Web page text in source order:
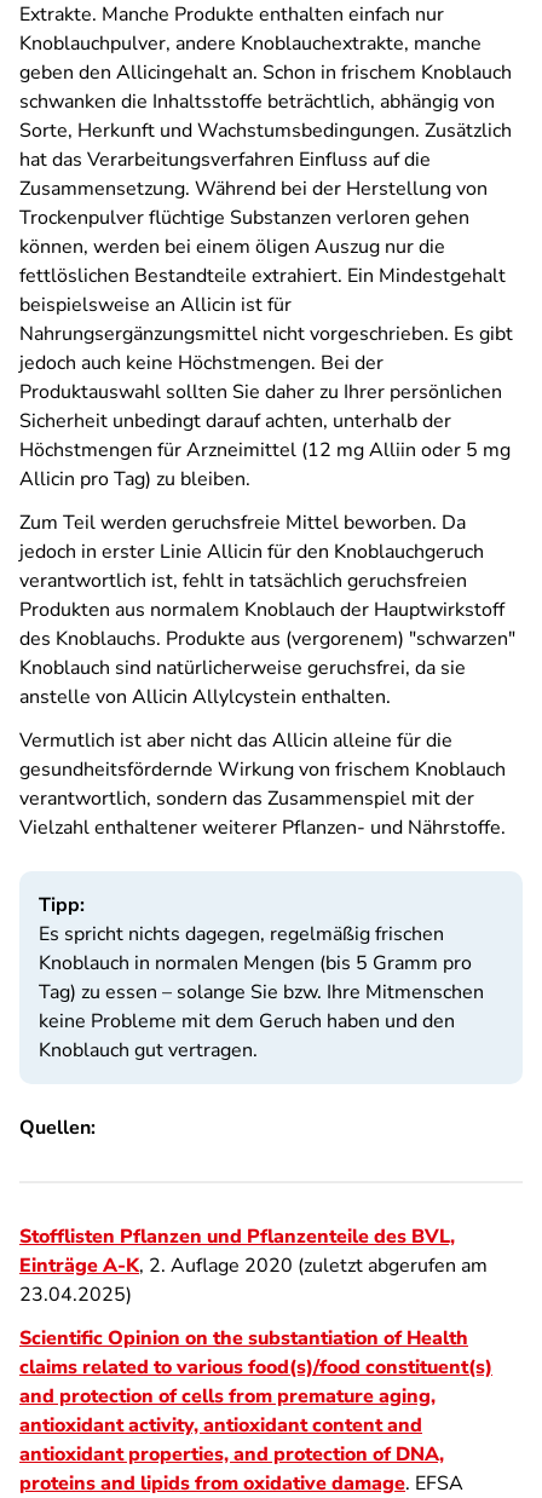
Extrakte. Manche Produkte enthalten einfach nur
Knoblauchpulver, andere Knoblauchextrakte, manche
geben den Allicingehalt an. Schon in frischem Knoblauch
schwanken die Inhaltsstoffe beträchtlich, abhängig von
Sorte, Herkunft und Wachstumsbedingungen. Zusätzlich
hat das Verarbeitungsverfahren Einfluss auf die
Zusammensetzung. Während bei der Herstellung von
Trockenpulver flüchtige Substanzen verloren gehen
können, werden bei einem öligen Auszug nur die
fettlöslichen Bestandteile extrahiert. Ein Mindestgehalt
beispielsweise an Allicin ist für
Nahrungsergänzungsmittel nicht vorgeschrieben. Es gibt
jedoch auch keine Höchstmengen. Bei der
Produktauswahl sollten Sie daher zu Ihrer persönlichen
Sicherheit unbedingt darauf achten, unterhalb der
Höchstmengen für Arzneimittel (12 mg Alliin oder 5 mg
Allicin pro Tag) zu bleiben.
Zum Teil werden geruchsfreie Mittel beworben. Da
jedoch in erster Linie Allicin für den Knoblauchgeruch
verantwortlich ist, fehlt in tatsächlich geruchsfreien
Produkten aus normalem Knoblauch der Hauptwirkstoff
des Knoblauchs. Produkte aus (vergorenem) "schwarzen"
Knoblauch sind natürlicherweise geruchsfrei, da sie
anstelle von Allicin Allylcystein enthalten.
Vermutlich ist aber nicht das Allicin alleine für die
gesundheitsfördernde Wirkung von frischem Knoblauch
verantwortlich, sondern das Zusammenspiel mit der
Vielzahl enthaltener weiterer Pflanzen- und Nährstoffe.
Tipp:
Es spricht nichts dagegen, regelmäßig frischen
Knoblauch in normalen Mengen (bis 5 Gramm pro
Tag) zu essen – solange Sie bzw. Ihre Mitmenschen
keine Probleme mit dem Geruch haben und den
Knoblauch gut vertragen.
Quellen:
Stofflisten Pflanzen und Pflanzenteile des BVL,
Einträge A-K, 2. Auflage 2020 (zuletzt abgerufen am
23.04.2025)
Scientific Opinion on the substantiation of Health
claims related to various food(s)/food constituent(s)
and protection of cells from premature aging,
antioxidant activity, antioxidant content and
antioxidant properties, and protection of DNA,
proteins and lipids from oxidative damage. EFSA